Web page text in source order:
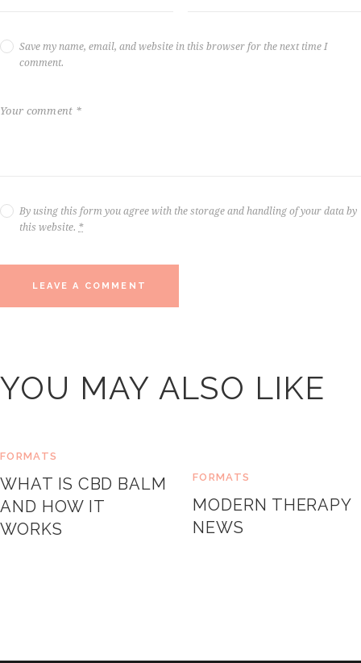
Save my name, email, and website in this browser for the next time I
comment.
By using this form you agree with the storage and handling of your data by
this website. *
YOU MAY ALSO LIKE
FORMATS
WHAT IS CBD BALM
AND HOW IT
WORKS
FORMATS
MODERN THERAPY
NEWS